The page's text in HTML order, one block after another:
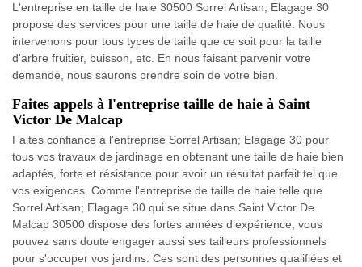
L'entreprise en taille de haie 30500 Sorrel Artisan; Elagage 30
propose des services pour une taille de haie de qualité. Nous
intervenons pour tous types de taille que ce soit pour la taille
d'arbre fruitier, buisson, etc. En nous faisant parvenir votre
demande, nous saurons prendre soin de votre bien.
Faites appels à l'entreprise taille de haie à Saint
Victor De Malcap
Faites confiance à l'entreprise Sorrel Artisan; Elagage 30 pour
tous vos travaux de jardinage en obtenant une taille de haie bien
adaptés, forte et résistance pour avoir un résultat parfait tel que
vos exigences. Comme l'entreprise de taille de haie telle que
Sorrel Artisan; Elagage 30 qui se situe dans Saint Victor De
Malcap 30500 dispose des fortes années d’expérience, vous
pouvez sans doute engager aussi ses tailleurs professionnels
pour s'occuper vos jardins. Ces sont des personnes qualifiées et